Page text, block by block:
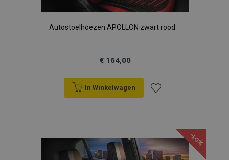
Autostoelhoezen APOLLON zwart rood
€ 164,00
In Winkelwagen
aan
-10%